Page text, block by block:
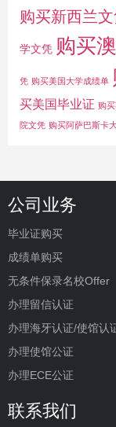
购买新西兰
学文凭 购买
凭 购买美国大学成绩单
买美国毕业证 购
院文凭 购买阿萨巴斯卡
公司业务
毕业证购买
成绩单购买
无条件保录名校Offer
办理留信认证
办理海牙认证/使馆认
办理使馆公证
办理ECE公证
联系我们